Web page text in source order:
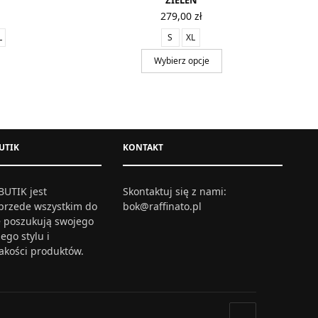
279,00 zł
S
XL
Wybierz opcje
jest
wszystkim do
poszukują swojego
stylu i
produktów.
KONTAKT
Skontaktuj się z nami:
bok@raffinato.pl